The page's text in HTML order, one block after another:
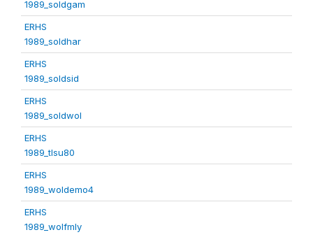
1989_soldgam
ERHS
1989_soldhar
ERHS
1989_soldsid
ERHS
1989_soldwol
ERHS
1989_tlsu80
ERHS
1989_woldemo4
ERHS
1989_wolfmly